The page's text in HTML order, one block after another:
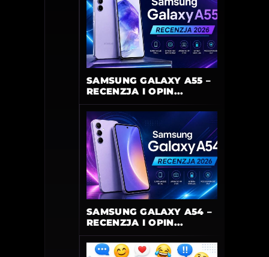
SAMSUNG GALAXY A55 –
RECENZJA I OPIN...
SAMSUNG GALAXY A54 –
RECENZJA I OPIN...